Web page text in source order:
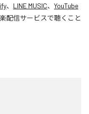
、 LINE MUSIC、 YouTube
配信サービスで聴くこと